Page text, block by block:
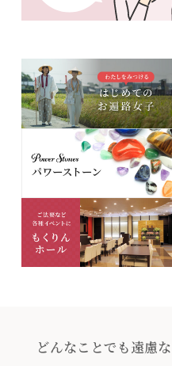
どんなことでも遠慮